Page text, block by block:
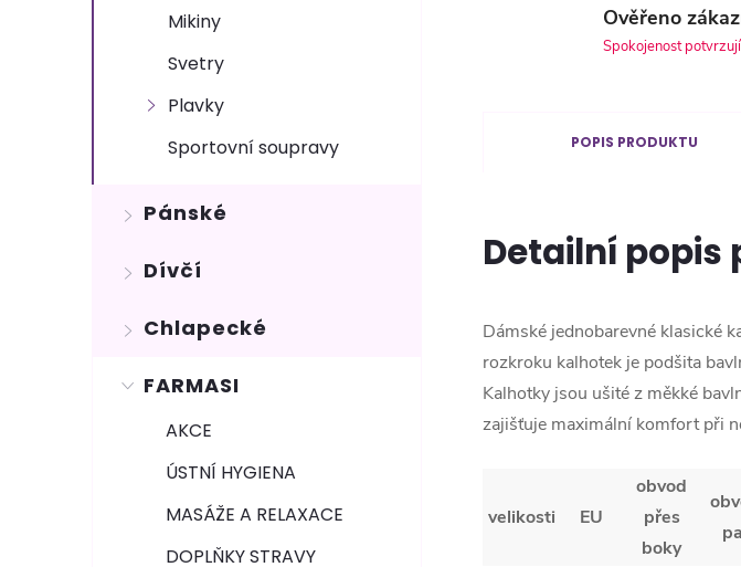
Mikiny
Svetry
Plavky
Sportovní soupravy
Pánské
Dívčí
Chlapecké
FARMASI
AKCE
ÚSTNÍ HYGIENA
MASÁŽE A RELAXACE
DOPLŇKY STRAVY
Ověřeno
Spokojenost
POPIS PRODUKTU
Detailní popis
Dámské jednobarevné klasické
rozkroku kalhotek je podšita
Kalhotky jsou ušité z měkké
zajišťuje maximální komfort při
velikosti EU
obvod
přes
boky